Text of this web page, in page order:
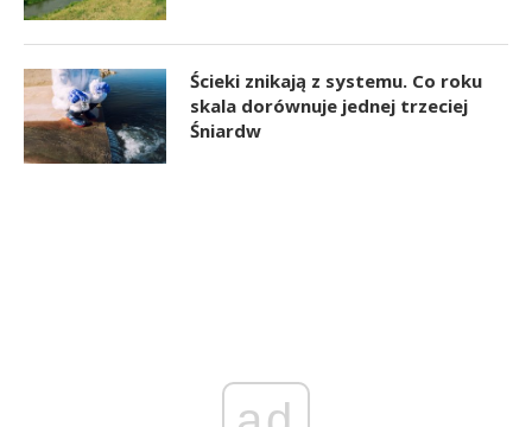
Ścieki znikają z systemu. Co roku
skala dorównuje jednej trzeciej
Śniardw